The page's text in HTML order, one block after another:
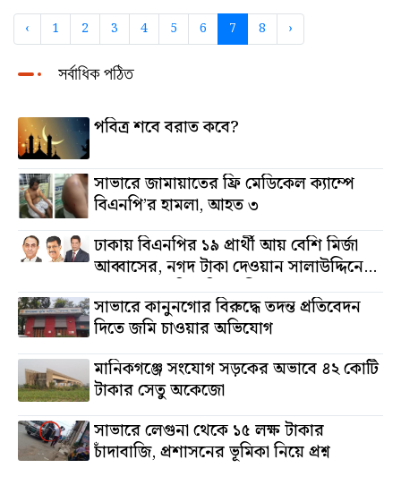
‹ 1 2 3 4 5 6 7 8 ›
সর্বাধিক পঠিত
পবিত্র শবে বরাত কবে?
সাভারে জামায়াতের ফ্রি মেডিকেল ক্যাম্পে
বিএনপি’র হামলা, আহত ৩
ঢাকায় বিএনপির ১৯ প্রার্থী আয় বেশি মির্জা
আব্বাসের, নগদ টাকা দেওয়ান সালাউদ্দিনের,
অস্থাবর সম্পত্তি তমিজউদ্দিনের
সাভারে কানুনগোর বিরুদ্ধে তদন্ত প্রতিবেদন
দিতে জমি চাওয়ার অভিযোগ
মানিকগঞ্জে সংযোগ সড়কের অভাবে ৪২ কোটি
টাকার সেতু অকেজো
সাভারে লেগুনা থেকে ১৫ লক্ষ টাকার
চাঁদাবাজি, প্রশাসনের ভূমিকা নিয়ে প্রশ্ন